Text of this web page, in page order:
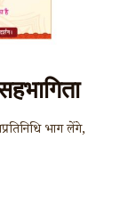
भाग लेंगे,